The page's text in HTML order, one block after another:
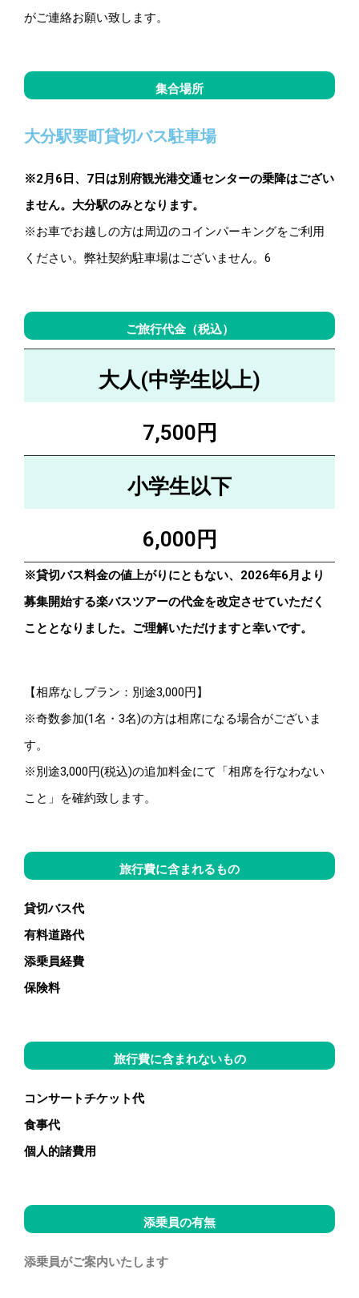
がご連絡お願い致します。
集合場所
大分駅要町貸切バス駐車場
※2月6日、7日は別府観光港交通センターの乗降はござい
ません。大分駅のみとなります。
※お車でお越しの方は周辺のコインパーキングをご利用
ください。弊社契約駐車場はございません。6
ご旅行代金（税込）
大人(中学生以上)
7,500円
小学生以下
6,000円
※貸切バス料金の値上がりにともない、2026年6月より
募集開始する楽バスツアーの代金を改定させていただく
こととなりました。 ご理解いただけますと幸いです。
【相席なしプラン：別途3,000円】
※奇数参加(1名・3名)の方は相席になる場合がございま
す。
※別途3,000円(税込)の追加料金にて「相席を行なわない
こと」を確約致します。
旅行費に含まれるもの
貸切バス代
有料道路代
添乗員経費
保険料
旅行費に含まれないもの
コンサートチケット代
食事代
個人的諸費用
添乗員の有無
添乗員がご案内いたします